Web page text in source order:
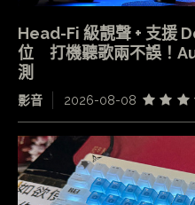
Head-Fi 級靚聲 + 支援
位 打機聽歌兩不誤！
測
影音 2026-08-08